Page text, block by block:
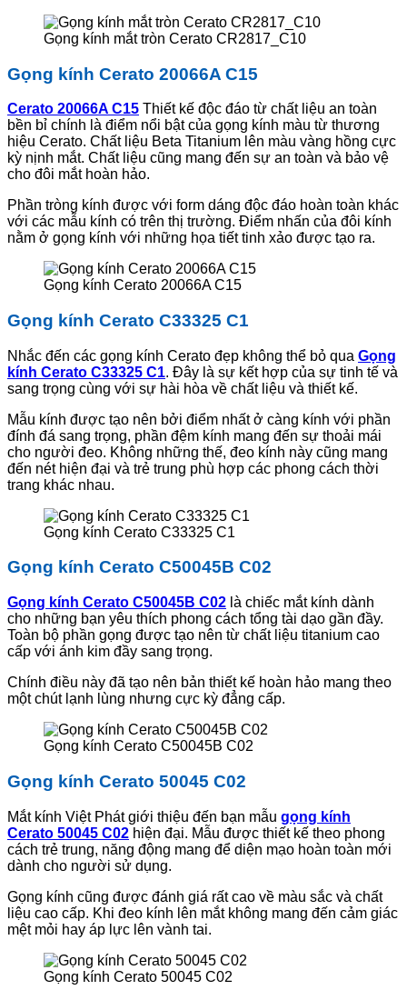
Gọng kính mắt tròn Cerato CR2817_C10
Gọng kính Cerato 20066A C15
Cerato 20066A C15 Thiết kế độc đáo từ chất liệu an toàn
bền bỉ chính là điểm nổi bật của gọng kính màu từ thương
hiệu Cerato. Chất liệu Beta Titanium lên màu vàng hồng cực
kỳ nịnh mắt. Chất liệu cũng mang đến sự an toàn và bảo vệ
cho đôi mắt hoàn hảo.
Phần tròng kính được với form dáng độc đáo hoàn toàn khác
với các mẫu kính có trên thị trường. Điểm nhấn của đôi kính
nằm ở gọng kính với những họa tiết tinh xảo được tạo ra.
Gọng kính Cerato 20066A C15
Gọng kính Cerato C33325 C1
Nhắc đến các gọng kính Cerato đẹp không thể bỏ qua Gọng
kính Cerato C33325 C1. Đây là sự kết hợp của sự tinh tế và
sang trọng cùng với sự hài hòa về chất liệu và thiết kế.
Mẫu kính được tạo nên bởi điểm nhất ở càng kính với phần
đính đá sang trọng, phần đệm kính mang đến sự thoải mái
cho người đeo. Không những thế, đeo kính này cũng mang
đến nét hiện đại và trẻ trung phù hợp các phong cách thời
trang khác nhau.
Gọng kính Cerato C33325 C1
Gọng kính Cerato C50045B C02
Gọng kính Cerato C50045B C02 là chiếc mắt kính dành
cho những bạn yêu thích phong cách tổng tài dạo gần đầy.
Toàn bộ phần gọng được tạo nên từ chất liệu titanium cao
cấp với ánh kim đầy sang trọng.
Chính điều này đã tạo nên bản thiết kế hoàn hảo mang theo
một chút lạnh lùng nhưng cực kỳ đẳng cấp.
Gọng kính Cerato C50045B C02
Gọng kính Cerato 50045 C02
Mắt kính Việt Phát giới thiệu đến bạn mẫu gọng kính
Cerato 50045 C02 hiện đại. Mẫu được thiết kế theo phong
cách trẻ trung, năng động mang để diện mạo hoàn toàn mới
dành cho người sử dụng.
Gọng kính cũng được đánh giá rất cao về màu sắc và chất
liệu cao cấp. Khi đeo kính lên mắt không mang đến cảm giác
mệt mỏi hay áp lực lên vành tai.
Gọng kính Cerato 50045 C02